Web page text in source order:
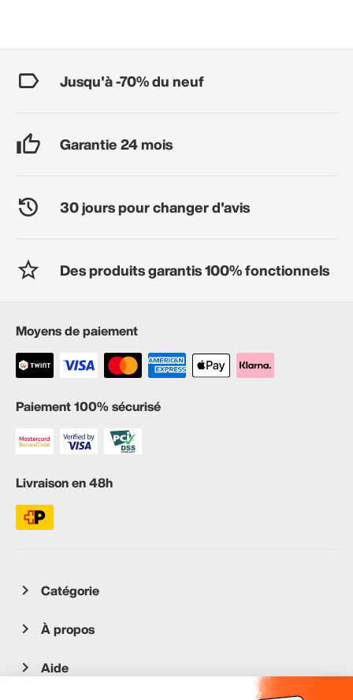
Jusqu'à -70% du neuf
Garantie 24 mois
30 jours pour changer d'avis
Des produits garantis 100% fonctionnels
Moyens de paiement
Paiement 100% sécurisé
Livraison en 48h
Catégorie
À propos
Aide